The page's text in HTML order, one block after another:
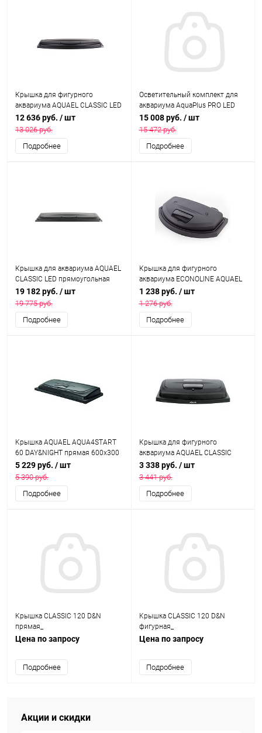
Крышка для фигурного
аквариума AQUAEL CLASSIC LED
80х350 мм (модуль RETRO FIT
Sunny 16 Вт - 1 шт.)
12 636 руб. / шт
13 026 руб.
Подробнее
Осветительный комплект для
аквариума AquaPlus PRO LED
1250, с лампами LEDDY TUBE
Retro Fit Sunny 4х18 Вт
15 008 руб. / шт
15 472 руб.
Подробнее
Крышка для аквариума AQUAEL
CLASSIC LED прямоугольная
1200х400 мм, со светодиодным
модулем LEDDY TUBE RETRO FIT
Sunny 18 Вт (2 шт.)
19 182 руб. / шт
19 775 руб.
Подробнее
Крышка для фигурного
аквариума ECONOLINE AQUAEL
400х250, осветительный
модуль 11 Вт
1 238 руб. / шт
1 276 руб.
Подробнее
Kрышка AQUAEL AQUA4START
60 DAY&NIGHT прямая 600х300
мм
5 229 руб. / шт
5 390 руб.
Подробнее
Крышка для фигурного
аквариума AQUAEL CLASSIC
400х250 мм, осветительный
модуль 11 Вт
3 338 руб. / шт
3 441 руб.
Подробнее
Kрышка CLASSIC 120 D&N
прямая_
Цена по запросу
Подробнее
Kрышка CLASSIC 120 D&N
фигурная_
Цена по запросу
Подробнее
Акции и скидки